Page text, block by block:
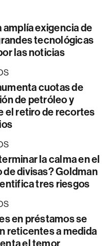
amplía exigencia de
tecnológicas
las noticias
cuotas de
de petróleo y
el retiro de recortes
la calma en el
de divisas? Goldman
tres riesgos
en préstamos se
reticentes a medida
el temor